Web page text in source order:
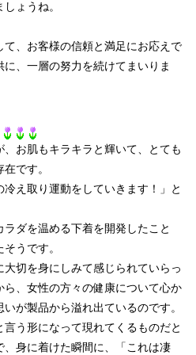
ょうね。
、お客様の信頼と満足にお応えで
、一層の努力を続けてまいりま
お肌もキラキラと輝いて、とても
です。
え取り運動をしていきます！」と
ダを温める下着を開発したこと
うです。
切を身にしみて感じられていらっ
ら、女性の方々の健康について心か
が製品から溢れ出ているのです。
う形になって現れてくるものだと
身に着けた瞬間に、「これは凄